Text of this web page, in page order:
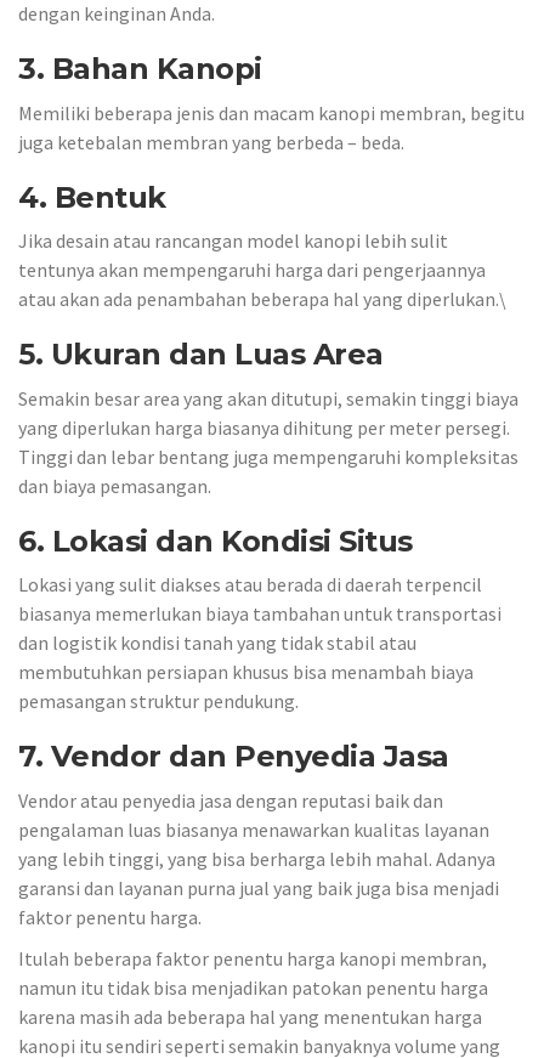
dengan keinginan Anda.
3. Bahan Kanopi
Memiliki beberapa jenis dan macam kanopi membran, begitu
juga ketebalan membran yang berbeda – beda.
4. Bentuk
Jika desain atau rancangan model kanopi lebih sulit
tentunya akan mempengaruhi harga dari pengerjaannya
atau akan ada penambahan beberapa hal yang diperlukan.\
5. Ukuran dan Luas Area
Semakin besar area yang akan ditutupi, semakin tinggi biaya
yang diperlukan harga biasanya dihitung per meter persegi.
Tinggi dan lebar bentang juga mempengaruhi kompleksitas
dan biaya pemasangan.
6. Lokasi dan Kondisi Situs
Lokasi yang sulit diakses atau berada di daerah terpencil
biasanya memerlukan biaya tambahan untuk transportasi
dan logistik kondisi tanah yang tidak stabil atau
membutuhkan persiapan khusus bisa menambah biaya
pemasangan struktur pendukung.
7. Vendor dan Penyedia Jasa
Vendor atau penyedia jasa dengan reputasi baik dan
pengalaman luas biasanya menawarkan kualitas layanan
yang lebih tinggi, yang bisa berharga lebih mahal. Adanya
garansi dan layanan purna jual yang baik juga bisa menjadi
faktor penentu harga.
Itulah beberapa faktor penentu harga kanopi membran,
namun itu tidak bisa menjadikan patokan penentu harga
karena masih ada beberapa hal yang menentukan harga
kanopi itu sendiri seperti semakin banyaknya volume yang